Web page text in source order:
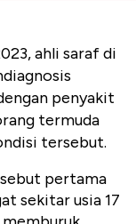
ahli saraf di
penyakit
termuda
tersebut.
pertama
sekitar usia 17